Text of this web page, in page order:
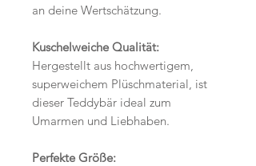
an deine Wertschätzung.
Kuschelweiche Qualität:
Hergestellt aus hochwertigem,
superweichem Plüschmaterial, ist
dieser Teddybär ideal zum
Umarmen und Liebhaben.
Perfekte Größe: